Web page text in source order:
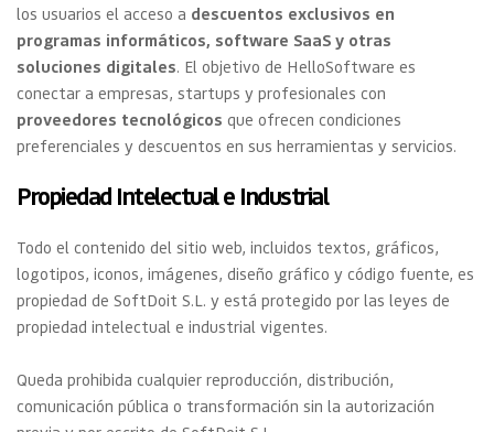
los usuarios el acceso a descuentos exclusivos en
programas informáticos, software SaaS y otras
soluciones digitales. El objetivo de HelloSoftware es
proveedores tecnológicos que ofrecen condiciones
preferenciales y descuentos en sus herramientas y servicios.
Propiedad Intelectual e Industrial
Todo el contenido del sitio web, incluidos textos, gráficos,
logotipos, iconos, imágenes, diseño gráfico y código fuente, es
propiedad de SoftDoit S.L. y está protegido por las leyes de
propiedad intelectual e industrial vigentes.
Queda prohibida cualquier reproducción, distribución,
comunicación pública o transformación sin la autorización